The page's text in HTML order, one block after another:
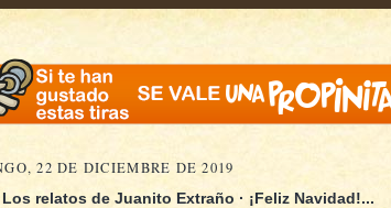
22 DE DICIEMBRE DE 2019
Los relatos de Juanito Extraño · ¡Feliz Navidad!...